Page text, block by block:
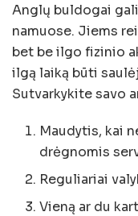
Anglų buldogai
namuose. Jiems
bet be ilgo fizinio
ilgą laiką būti
Sutvarkykite savo
Maudytis, kai
drėgnomis
Reguliariai
Vieną ar du